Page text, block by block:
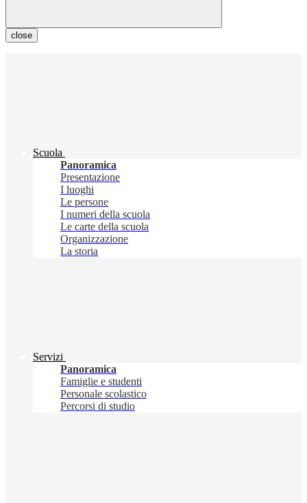
close
Scuola
Panoramica
Presentazione
I luoghi
Le persone
I numeri della scuola
Le carte della scuola
Organizzazione
La storia
Servizi
Panoramica
Famiglie e studenti
Personale scolastico
Percorsi di studio